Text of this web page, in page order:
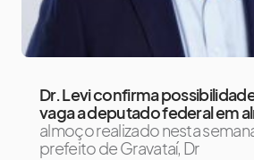
Dr. Levi confirma
vaga a deputado federal em
almoço realizado nesta
prefeito de Gravataí, Dr